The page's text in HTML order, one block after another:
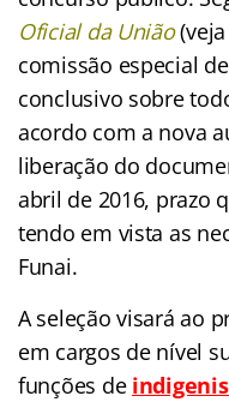
Oficial da União
comissão especial
conclusivo sobre
acordo com a nova
liberação do
abril de 2016, prazo
tendo em vista as
Funai.
A seleção visará ao
em cargos de nível
funções de